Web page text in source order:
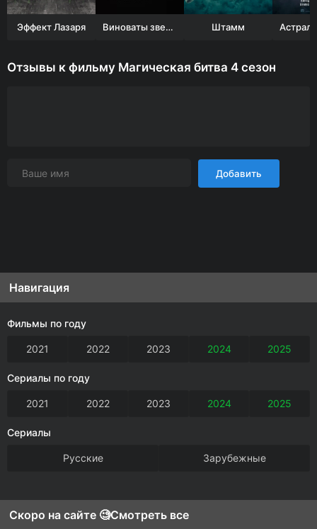
Эффект Лазаря Виноваты звезды Штамм
Отзывы к фильму Магическая битва 4 сезон
Добавить
Навигация
Фильмы по году
2021 2022 2023 2024 2025
Сериалы по году
2021 2022 2023 2024 2025
Сериалы
Русские Зарубежные
Скоро на сайте 🧐Смотреть все